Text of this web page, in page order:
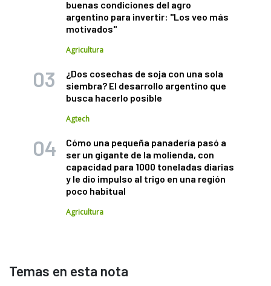
buenas condiciones del agro
argentino para invertir: "Los veo más
motivados"
Agricultura
¿Dos cosechas de soja con una sola
siembra? El desarrollo argentino que
busca hacerlo posible
Agtech
Cómo una pequeña panadería pasó a
ser un gigante de la molienda, con
capacidad para 1000 toneladas diarias
y le dio impulso al trigo en una región
poco habitual
Agricultura
Temas en esta nota